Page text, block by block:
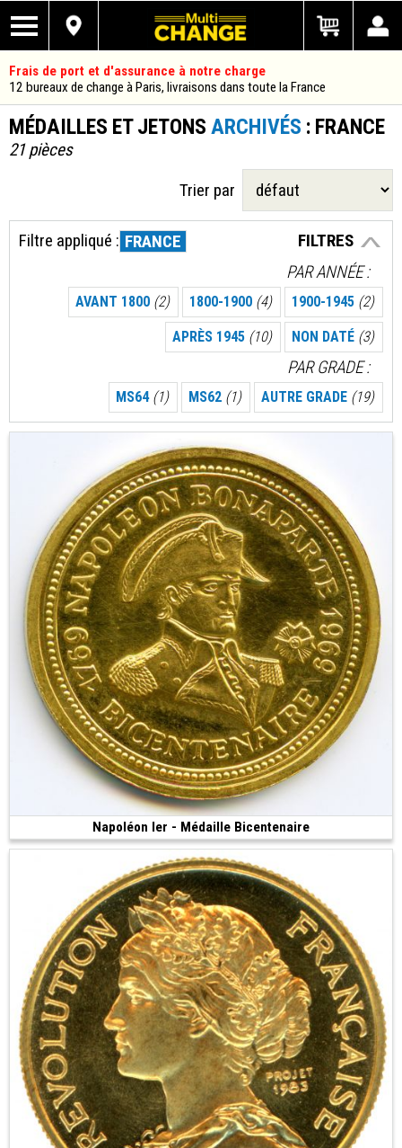
Frais de port et d'assurance à notre charge
12 bureaux de change à Paris, livraisons dans toute la France
MÉDAILLES ET JETONS ARCHIVÉS : FRANCE
21 pièces
Trier par
FILTRES
Filtre appliqué : FRANCE
PAR ANNÉE
AVANT 1800 (2) 1800-1900 (4) 1900-1945 (2)
APRÈS 1945 (10) NON DATÉ (3)
PAR GRADE
MS64 (1) MS62 (1) AUTRE GRADE (19)
Napoléon Ier - Médaille Bicentenaire
(1969 • Paris • 8.65 g • 26 mm)